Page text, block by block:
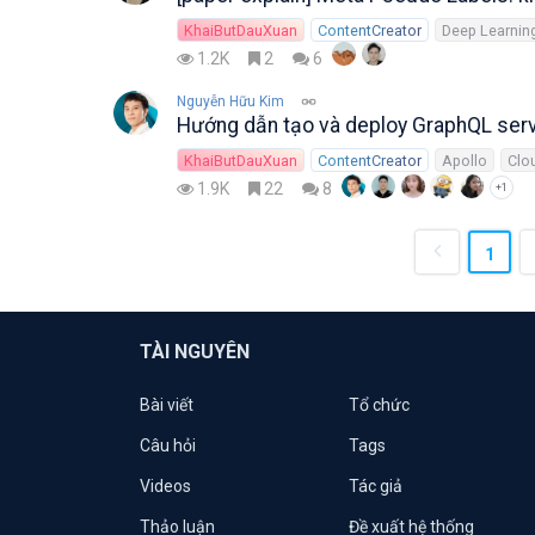
KhaiButDauXuan ContentCreator Deep
1.2K 2 6
Nguyễn Hữu Kim
Hướng dẫn tạo và deploy GraphQL
KhaiButDauXuan ContentCreator Apollo
1.9K 22 8 +1
1
TÀI NGUYÊN
Bài viết Tổ chức
Câu hỏi Tags
Videos Tác giả
Thảo luận Đề xuất hệ thống